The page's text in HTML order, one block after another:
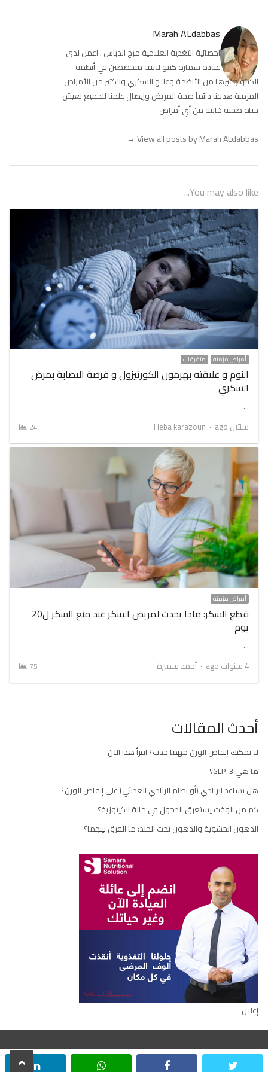
twitter
whatsapp
Marah ALdabbas
اخصائية التغذية العلاجية مرح الدباس ، اعمل لدى
عيادة سمارة كيتو لايف متخصصين في أنظمة
الكيتو وغيرها من الأنظمة وعلاج السكري والكثير من الأمراض
المزمنة هدفنا دائماً صحة المريض وإيصال علمنا للجميع لعيش
حياة صحية خالية من أي أمراض
View all posts by Marah ALdabbas
→
You may also like...
أمراض مزمنة متفرقات
النوم و علاقته بهرمون الكورتيزول و فرصة الاصابة بمرض
السكري
…
سنتين ago
Author
Heba karazoun
24
أمراض مزمنة
قطع السكر: ماذا يحدث لمريض السكر عند منع السكر ل20
يوم
…
4 سنوات ago
Author
أحمد سمارة 75
أحدث المقالات
لا يمكنك إنقاص الوزن مهما حدث؟ اقرأ هذا الآن
ما هي GLP-3؟
هل يساعد الزبادي (أو نظام الزبادي الغذائي) على إنقاص الوزن؟
كم من الوقت يستغرق الدخول في حالة الكيتوزية؟
الدهون الحشوية والدهون تحت الجلد: ما الفرق بينهما؟
إعلان
جميع الحقوق محفوظة © ٢٠٢٢
scroll